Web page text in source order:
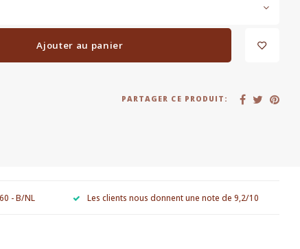
Ajouter au panier
PARTAGER CE PRODUIT:
- B/NL Les clients nous donnent une note de 9,2/10